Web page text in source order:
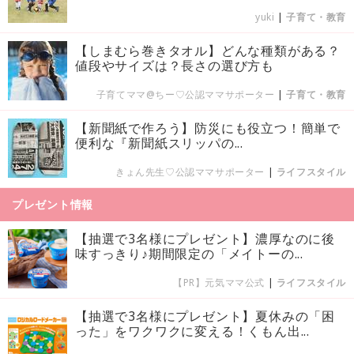
yuki |子育て・教育
【しまむら巻きタオル】どんな種類がある？
値段やサイズは？長さの選び方も
子育てママ@ちー♡公認ママサポーター |子育て・教育
【新聞紙で作ろう】防災にも役立つ！簡単で
便利な『新聞紙スリッパの...
きょん先生♡公認ママサポーター | ライフスタイル
プレゼント情報
【抽選で3名様にプレゼント】濃厚なのに後
味すっきり♪期間限定の「メイトーの...
【PR】元気ママ公式 | ライフスタイル
【抽選で3名様にプレゼント】夏休みの「困
った」をワクワクに変える！くもん出...